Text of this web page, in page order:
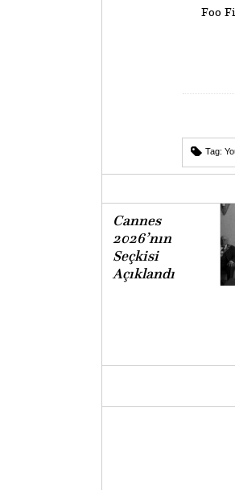
​Foo
Tag:
Cannes
2026’nın
Seçkisi
Açıklandı